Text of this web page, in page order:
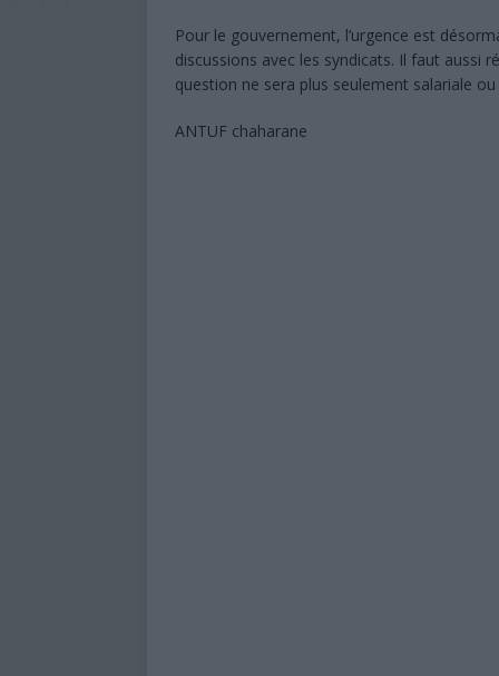
Pour le gouvernement, l’urgence est
discussions avec les syndicats. Il faut aussi
question ne sera plus seulement salariale
ANTUF chaharane